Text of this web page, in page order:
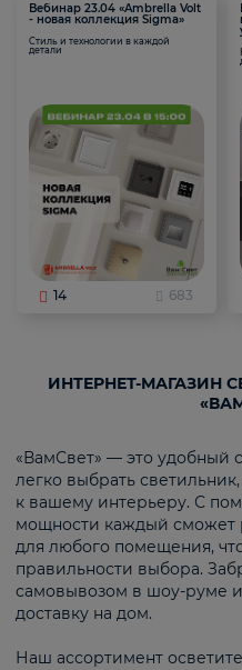
Вебинар 23.04 «Ambrella Volt
- новая коллекция Sigma»
Стиль и технологии в каждой
детали
14 683
ИНТЕРНЕТ-МАГАЗИН
«ВамСвет» — это удобный
легко выбрать
к вашему интерьеру. С
мощности каждый сможет
для любого помещения,
правильности выбора.
самовывозом в шоу-руме
доставку на дом.
Наш ассортимент